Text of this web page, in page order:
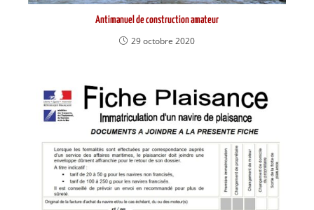
Antimanuel de construction amateur
29 octobre 2020